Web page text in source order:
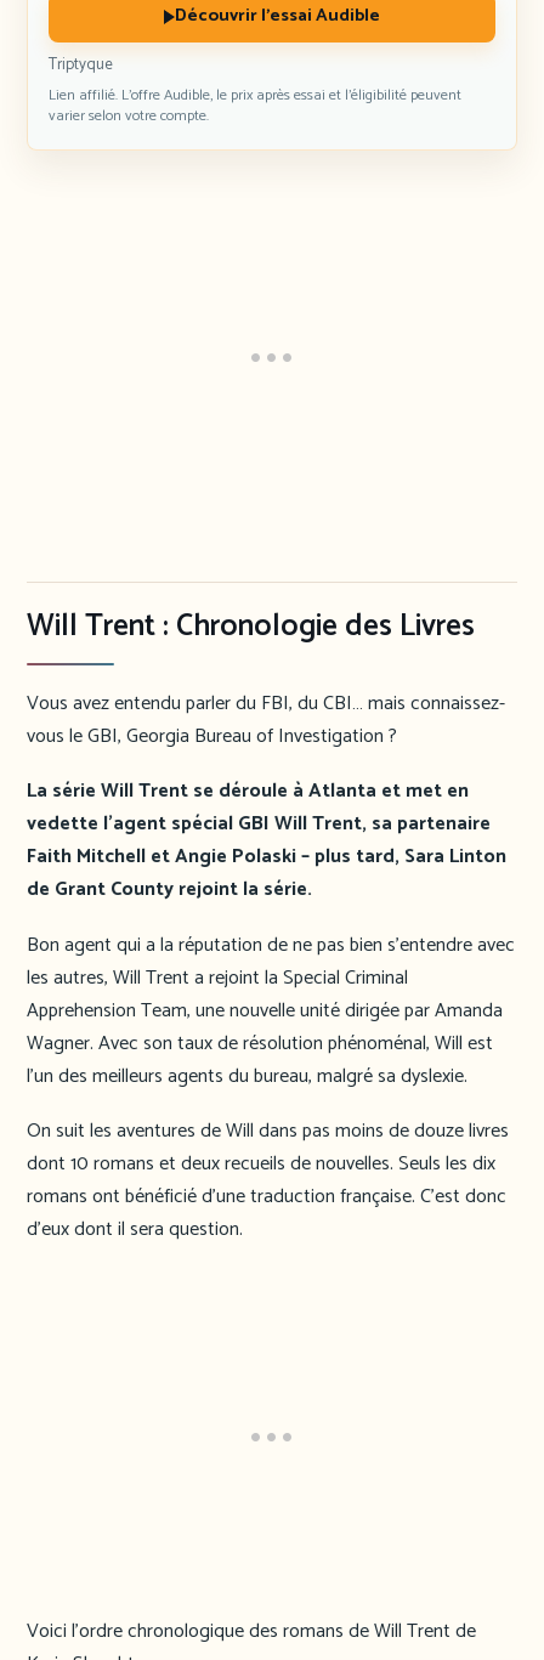
Découvrir l’essai Audible
Triptyque
Lien affilié. L’offre Audible, le prix après essai et l’éligibilité peuvent
varier selon votre compte.
Will Trent : Chronologie des Livres
Vous avez entendu parler du FBI, du CBI… mais connaissez-
vous le GBI, Georgia Bureau of Investigation ?
La série Will Trent se déroule à Atlanta et met en
vedette l’agent spécial GBI Will Trent, sa partenaire
Faith Mitchell et Angie Polaski – plus tard, Sara Linton
de Grant County rejoint la série.
Bon agent qui a la réputation de ne pas bien s’entendre avec
les autres, Will Trent a rejoint la Special Criminal
Apprehension Team, une nouvelle unité dirigée par Amanda
Wagner. Avec son taux de résolution phénoménal, Will est
l’un des meilleurs agents du bureau, malgré sa dyslexie.
On suit les aventures de Will dans pas moins de douze livres
dont 10 romans et deux recueils de nouvelles. Seuls les dix
romans ont bénéficié d’une traduction française. C’est donc
d’eux dont il sera question.
Voici l’ordre chronologique des romans de Will Trent de